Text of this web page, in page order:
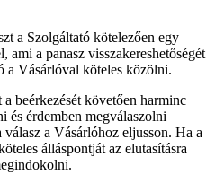
a Szolgáltató kötelezően egy
ami a panasz visszakereshetőségét
a Vásárlóval köteles közölni.
beérkezését követően harminc
és érdemben megválaszolni
a Vásárlóhoz eljusson. Ha a
álláspontját az elutasításra